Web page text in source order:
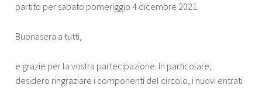
partito per sabato pomeriggio 4 dicembre 2021.
Buonasera a tutti,
e grazie per la vostra partecipazione. In particolare,
desidero ringraziare i componenti del circolo, i nuovi entrati